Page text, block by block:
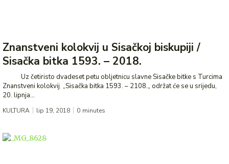
Znanstveni kolokvij u Sisačkoj biskupiji /
Sisačka bitka 1593. – 2018.
Uz četiristo dvadeset petu obljetnicu slavne Sisačke bitke s Turcima
Znanstveni kolokvij „Sisačka bitka 1593. – 2108.„ održat će se u srijedu,
20. lipnja...
KULTURA lip 19, 2018 0 minutes